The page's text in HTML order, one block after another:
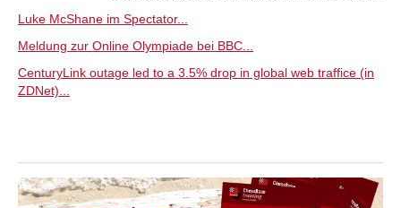
Luke McShane im Spectator...
Meldung zur Online Olympiade bei BBC...
CenturyLink outage led to a 3.5% drop in global web traffice (in
ZDNet)...